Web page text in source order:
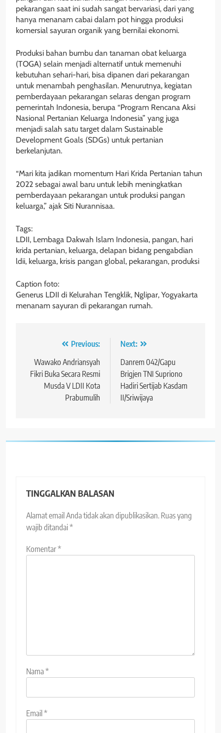
pekarangan saat ini sudah sangat bervariasi, dari yang
hanya menanam cabai dalam pot hingga produksi
komersial sayuran organik yang bernilai ekonomi.
Produksi bahan bumbu dan tanaman obat keluarga
(TOGA) selain menjadi alternatif untuk memenuhi
kebutuhan sehari-hari, bisa dipanen dari pekarangan
untuk menambah penghasilan. Menurutnya, kegiatan
pemberdayaan pekarangan selaras dengan program
pemerintah Indonesia, berupa “Program Rencana Aksi
Nasional Pertanian Keluarga Indonesia” yang juga
menjadi salah satu target dalam Sustainable
Development Goals (SDGs) untuk pertanian
berkelanjutan.
“Mari kita jadikan momentum Hari Krida Pertanian tahun
2022 sebagai awal baru untuk lebih meningkatkan
pemberdayaan pekarangan untuk produksi pangan
keluarga,” ajak Siti Nurannisaa.
Tags:
LDII, Lembaga Dakwah Islam Indonesia, pangan, hari
krida pertanian, keluarga, delapan bidang pengabdian
ldii, keluarga, krisis pangan global, pekarangan, produksi
Caption foto:
Generus LDII di Kelurahan Tengklik, Nglipar, Yogyakarta
menanam sayuran di pekarangan rumah.
Navigasi
pos
Previous:
Wawako Andriansyah
Fikri Buka Secara Resmi
Musda V LDII Kota
Prabumulih
Next:
Danrem 042/Gapu
Brigjen TNI Supriono
Hadiri Sertijab Kasdam
II/Sriwijaya
TINGGALKAN BALASAN
Alamat email Anda tidak akan dipublikasikan. Ruas yang
wajib ditandai*
Komentar*
Nama*
Email*